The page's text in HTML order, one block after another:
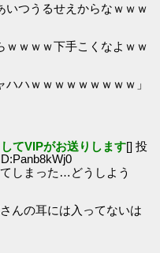
いつうるせえからなｗｗｗ
ｗｗｗｗ下手こくなよｗｗ
ハｗｗｗｗｗｗｗｗｗ」
てVIPがお送りします[] 投
しまった…どうしよう
んの耳には入ってないは